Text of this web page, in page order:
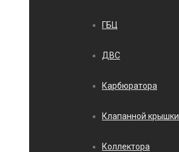
ГБЦ
ДВС
Карбюратора
Клапанной крышки
Коллектора